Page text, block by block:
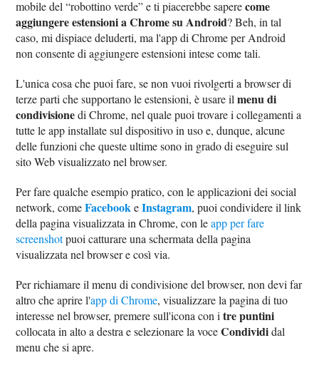
mobile del “robottino verde” e ti piacerebbe saperecome
aggiungere estensioni a Chrome su Android? Beh, in tal
caso, mi dispiace deluderti, ma l'app di Chrome per Android
non consente di aggiungere estensioni intese come tali.
L'unica cosa che puoi fare, se non vuoi rivolgerti a browser di
terze parti che supportano le estensioni, è usare ilmenu di
condivisionedi Chrome, nel quale puoi trovare i collegamenti a
tutte le app installate sul dispositivo in uso e, dunque, alcune
delle funzioni che queste ultime sono in grado di eseguire sul
sito Web visualizzato nel browser.
Per fare qualche esempio pratico, con le applicazioni dei social
network, comeFacebookeInstagram, puoi condividere il link
della pagina visualizzata in Chrome, con leapp per fare
screenshotpuoi catturare una schermata della pagina
visualizzata nel browser e così via.
Per richiamare il menu di condivisione del browser, non devi far
altro che aprire l'app di Chrome, visualizzare la pagina di tuo
interesse nel browser, premere sull'icona con itre puntini
collocata in alto a destra e selezionare la voceCondivididal
menu che si apre.